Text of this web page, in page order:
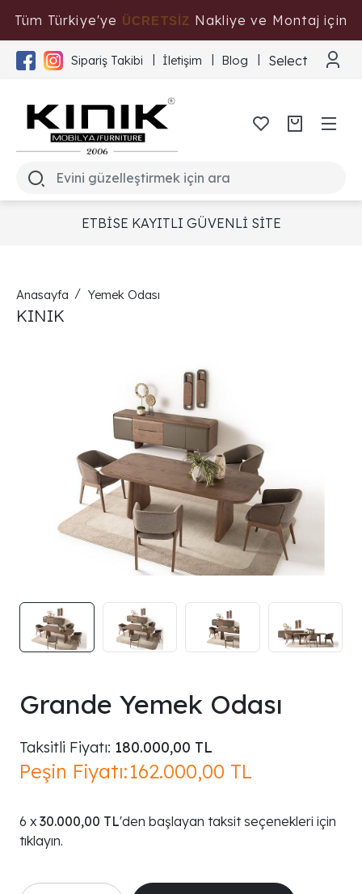
Tüm Türkiye'ye ÜCRETSİZ Nakliye ve Montaj için
Tıklayınız
Sipariş Takibi İletişim Blog Select
ETBİSE KAYITLI GÜVENLİ SİTE
Anasayfa Yemek Odası
KINIK
Grande Yemek Odası
Taksitli Fiyatı: 180.000,00 TL
Peşin Fiyatı:162.000,00 TL
30.000,00 TL'den başlayan taksit seçenekleri için
tıklayın.